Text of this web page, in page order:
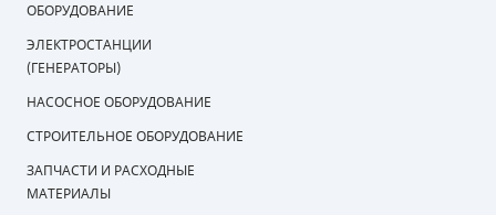
ОБОРУДОВАНИЕ
ЭЛЕКТРОСТАНЦИИ
(ГЕНЕРАТОРЫ)
НАСОСНОЕ ОБОРУДОВАНИЕ
СТРОИТЕЛЬНОЕ ОБОРУДОВАНИЕ
ЗАПЧАСТИ И РАСХОДНЫЕ
МАТЕРИАЛЫ